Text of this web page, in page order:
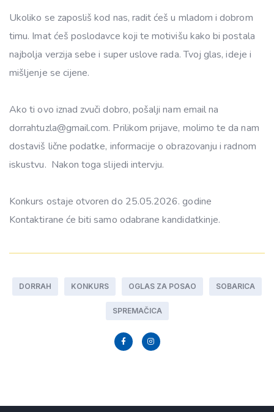
Ukoliko se zaposliš kod nas, radit ćeš u mladom i dobrom
timu. Imat ćeš poslodavce koji te motivišu kako bi postala
najbolja verzija sebe i super uslove rada. Tvoj glas, ideje i
mišljenje se cijene.
Ako ti ovo iznad zvuči dobro, pošalji nam email na
dorrahtuzla@gmail.com. Prilikom prijave, molimo te da nam
dostaviš lične podatke, informacije o obrazovanju i radnom
iskustvu. Nakon toga slijedi intervju.
Konkurs ostaje otvoren do 25.05.2026. godine
Kontaktirane će biti samo odabrane kandidatkinje.
DORRAH KONKURS OGLAS ZA POSAO SOBARICA
SPREMAČICA